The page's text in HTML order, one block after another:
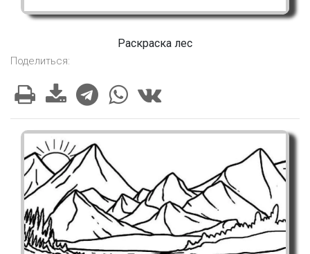
Раскраска лес
Поделиться: